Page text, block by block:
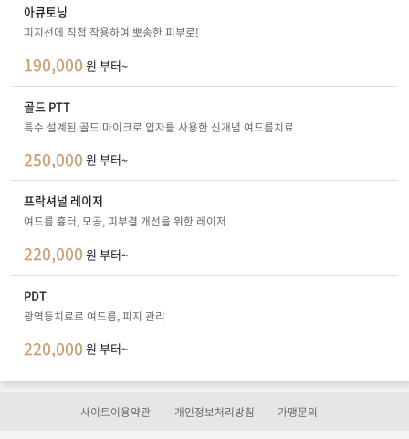
아큐토닝
피지선에 직접 작용하여 뽀송한 피부로!
190,000 원 부터~
골드 PTT
특수 설계된 골드 마이크로 입자를 사용한 신개념 여드름치료
250,000 원 부터~
프락셔널 레이저
여드름 흉터, 모공, 피부결 개선을 위한 레이저
220,000 원 부터~
PDT
광역등치료로 여드름, 피지 관리
220,000 원 부터~
사이트이용약관 개인정보처리방침 가맹문의